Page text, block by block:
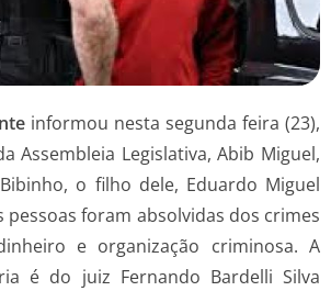
informou nesta segunda feira (23),
Assembleia Legislativa, Abib Miguel,
o filho dele, Eduardo Miguel
pessoas foram absolvidas dos crimes
e organização criminosa. A
é do juiz Fernando Bardelli Silva